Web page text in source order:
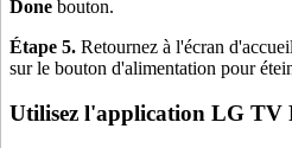
Done bouton.
Étape 5. Retournez à l'écran
sur le bouton d'alimentation pour
Utilisez l'application LG TV